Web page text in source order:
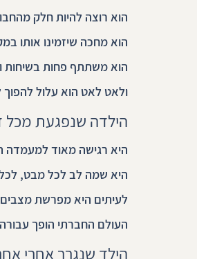
הוא רוצה להיות חלק
הוא מחכה שיזמינו אותו
הוא משתתף פחות בשיחות
ולאט לאט הוא עלול
הילדה שנפגעת מכל
היא רגישה מאוד למעמדה
היא שמה לב לכל מבט, לכל
לעיתים היא מפרשת מצבים
העולם החברתי הופך
הילד שנגרר אחרי